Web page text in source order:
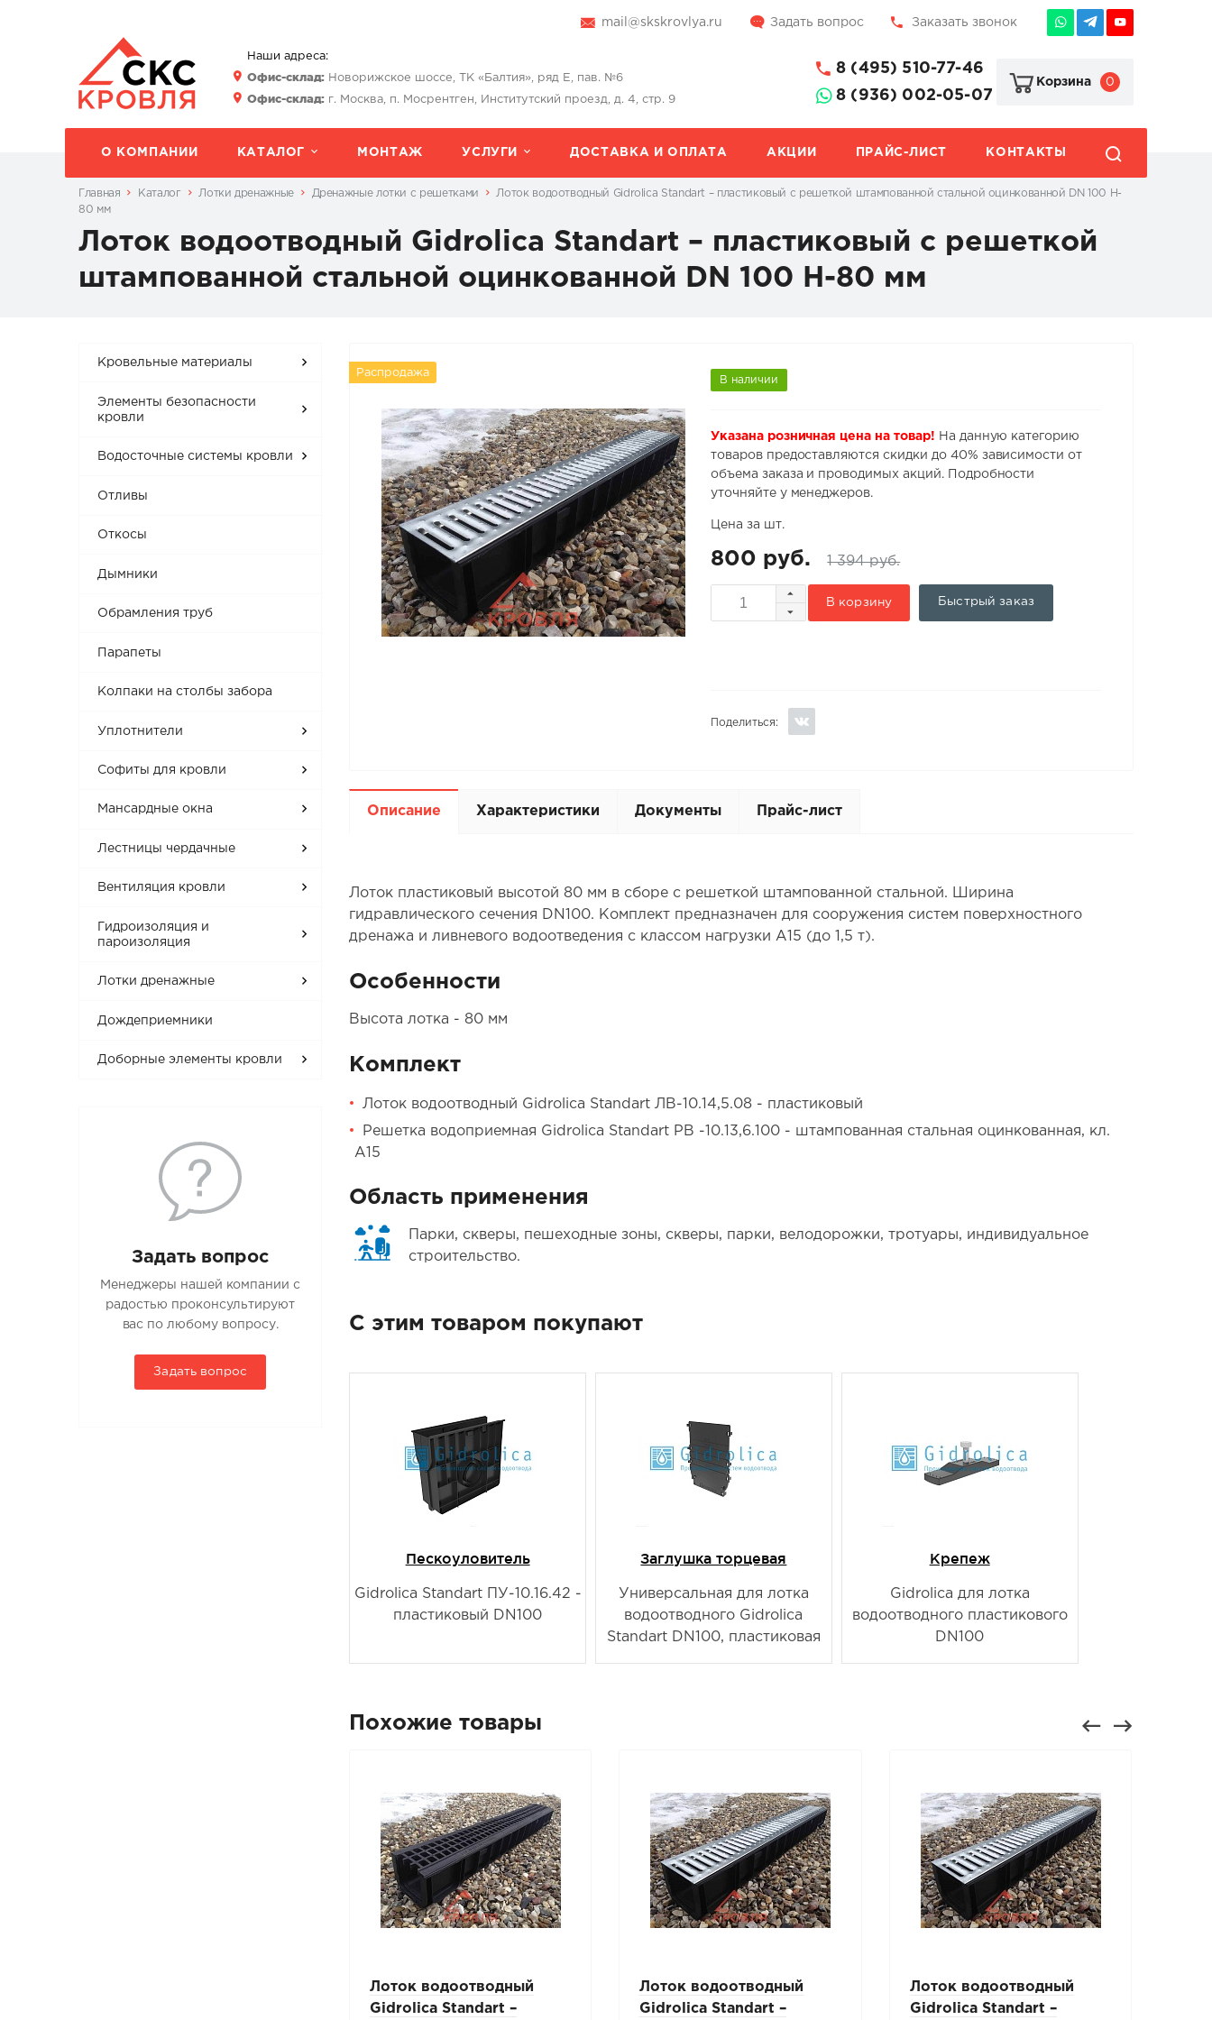
mail@skskrovlya.ru Задать вопрос Заказать звонок
Наши адреса:
Офис-склад:Новорижское шоссе, ТК «Балтия», ряд Е, пав. №6
Офис-склад:г. Москва, п. Мосрентген, Институтский проезд, д. 4, стр. 9
8 (495) 510-77-46
8 (936) 002-05-07
Корзина 0
О КОМПАНИИ КАТАЛОГ МОНТАЖ УСЛУГИ ДОСТАВКА И ОПЛАТА АКЦИИ ПРАЙС-ЛИСТ КОНТАКТЫ
Главная Каталог Лотки дренажные Дренажные лотки с решетками
Лоток водоотводный Gidrolica Standart – пластиковый с решеткой штампованной стальной оцинкованной DN 100 H-
80 мм
Лоток водоотводный Gidrolica Standart – пластиковый с решеткой
штампованной стальной оцинкованной DN 100 H-80 мм
Кровельные материалы
Элементы безопасности
кровли
Водосточные системы кровли
Отливы
Откосы
Дымники
Обрамления труб
Парапеты
Колпаки на столбы забора
Уплотнители
Софиты для кровли
Мансардные окна
Лестницы чердачные
Вентиляция кровли
Гидроизоляция и
пароизоляция
Лотки дренажные
Дождеприемники
Доборные элементы кровли
Задать вопрос
Менеджеры нашей компании с
радостью проконсультируют
вас по любому вопросу.
Задать вопрос
Распродажа
В наличии
Указана розничная цена на товар! На данную категорию
товаров предоставляются скидки до 40% зависимости от
объема заказа и проводимых акций. Подробности
уточняйте у менеджеров.
Цена за шт.
800 руб. 1 394 руб.
В корзину Быстрый заказ
Поделиться:
Описание Характеристики Документы Прайс-лист
Лоток пластиковый высотой 80 мм в сборе с решеткой штампованной стальной. Ширина
гидравлического сечения DN100. Комплект предназначен для сооружения систем поверхностного
дренажа и ливневого водоотведения с классом нагрузки А15 (до 1,5 т).
Особенности
Высота лотка - 80 мм
Комплект
Лоток водоотводный Gidrolica Standart ЛВ-10.14,5.08 - пластиковый
Решетка водоприемная Gidrolica Standart РВ -10.13,6.100 - штампованная стальная оцинкованная, кл.
А15
Область применения
Парки, скверы, пешеходные зоны, скверы, парки, велодорожки, тротуары, индивидуальное
строительство.
С этим товаром покупают
Пескоуловитель
Gidrolica Standart ПУ-10.16.42 -
пластиковый DN100
Заглушка торцевая
Универсальная для лотка
водоотводного Gidrolica
Standart DN100, пластиковая
Крепеж
Gidrolica для лотка
водоотводного пластикового
DN100
Похожие товары
Лоток водоотводный
Gidrolica Standart –
Лоток водоотводный
Gidrolica Standart –
Лоток водоотводный
Gidrolica Standart –